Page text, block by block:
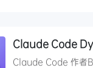
Claude Code
Claude Code 作者